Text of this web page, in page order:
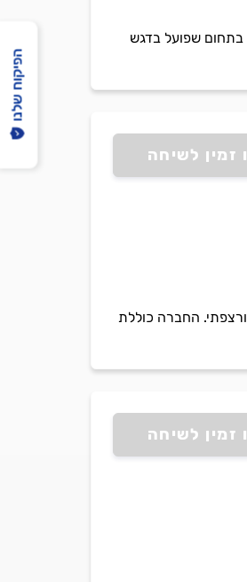
בתחום שפועל בדגש
זמין לשיחה
מרכזי ורצפתי. החברה כוללת
זמין לשיחה
הפיקוח שלנו